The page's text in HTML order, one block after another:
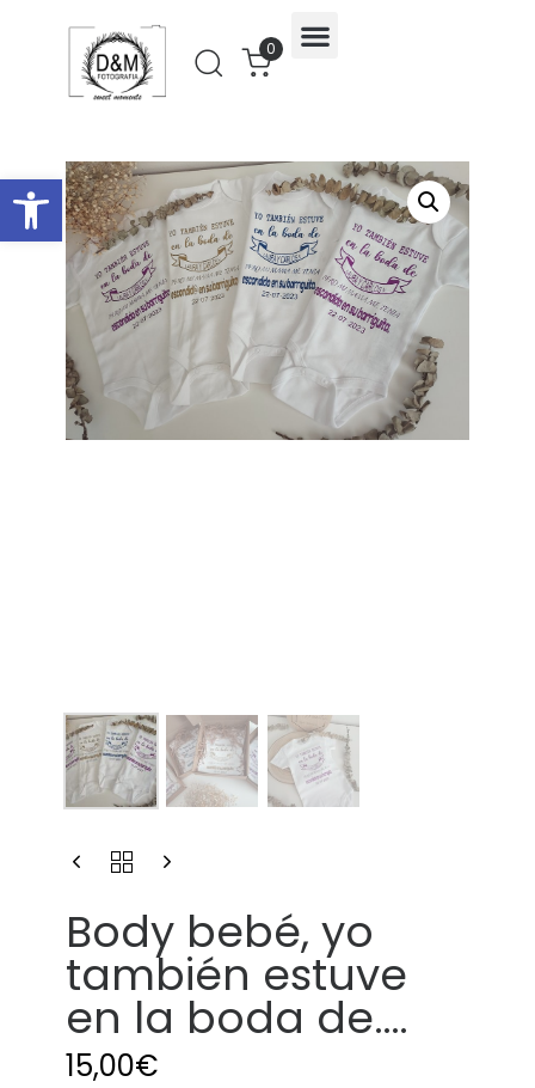
Abrir barra de herramientas
0
Body bebé, yo
también estuve
en la boda de….
15,00€